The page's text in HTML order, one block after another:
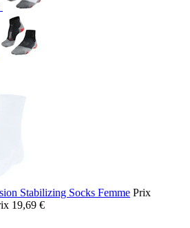
Stabilizing Socks Femme Prix
19,69 €